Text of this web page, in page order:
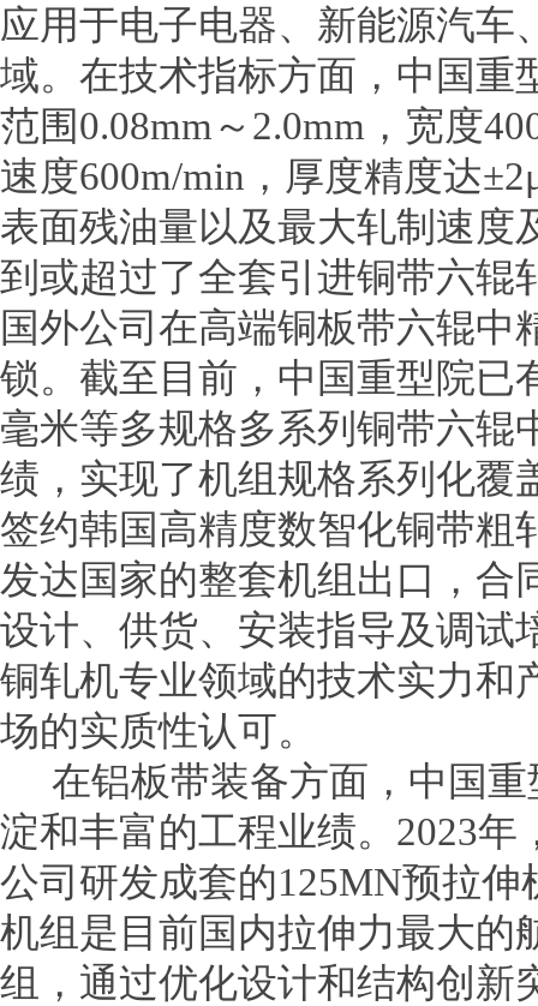
应用于电子电器、新能源汽车
域。在技术指标方面，中国重
范围0.08mm～2.0mm，宽度
速度600m/min，厚度精度达
表面残油量以及最大轧制速度
到或超过了全套引进铜带六辊
国外公司在高端铜板带六辊中
锁。截至目前，中国重型院已
毫米等多规格多系列铜带六辊
绩，实现了机组规格系列化覆
签约韩国高精度数智化铜带粗
发达国家的整套机组出口，合
设计、供货、安装指导及调试
铜轧机专业领域的技术实力和
场的实质性认可。
在铝板带装备方面，中国
淀和丰富的工程业绩。2023
公司研发成套的125MN预拉
机组是目前国内拉伸力最大的
组，通过优化设计和结构创新